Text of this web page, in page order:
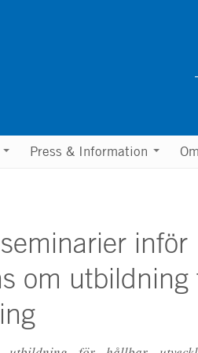
Press & Information
inför
om utbildning